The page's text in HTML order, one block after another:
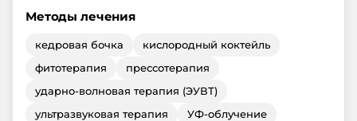
Методы лечения
кедровая бочка
кислородный коктейль
фитотерапия
прессотерапия
ударно-волновая терапия (ЭУВТ)
ультразвуковая терапия
УФ-облучение